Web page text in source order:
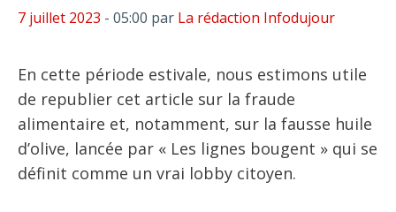
7 juillet 2023 - 05:00 par La rédaction Infodujour
En cette période estivale, nous estimons utile
de republier cet article sur la fraude
alimentaire et, notamment, sur la fausse huile
d’olive, lancée par « Les lignes bougent » qui se
définit comme un vrai lobby citoyen.